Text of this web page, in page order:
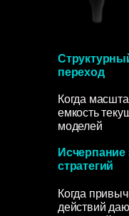
Когда
емкость
моделей
Когда
действий
переход
стратегий